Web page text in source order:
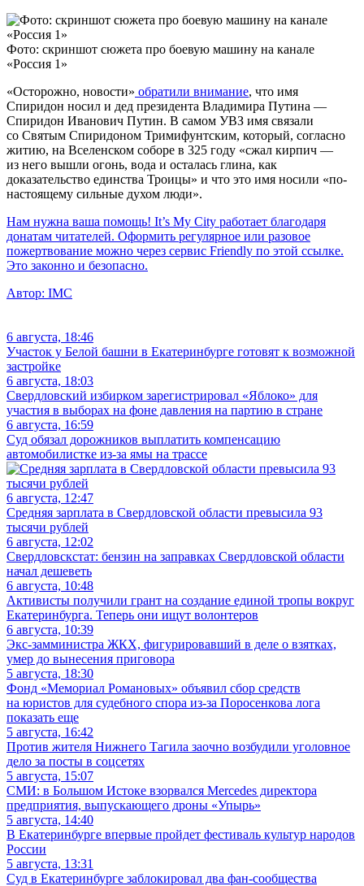
Фото: скриншот сюжета про боевую машину на канале
«Россия 1»
«Осторожно, новости» обратили внимание, что имя
Спиридон носил и дед президента Владимира Путина —
Спиридон Иванович Путин. В самом УВЗ имя связали
со Святым Спиридоном Тримифунтским, который, согласно
житию, на Вселенском соборе в 325 году «сжал кирпич —
из него вышли огонь, вода и осталась глина, как
доказательство единства Троицы» и что это имя носили «по-
настоящему сильные духом люди».
Нам нужна ваша помощь! It’s My City работает благодаря
донатам читателей. Оформить регулярное или разовое
пожертвование можно через сервис Friendly по этой ссылке.
Это законно и безопасно.
Автор: IMC
6 августа, 18:46
Участок у Белой башни в Екатеринбурге готовят к возможной
застройке
6 августа, 18:03
Свердловский избирком зарегистрировал «Яблоко» для
участия в выборах на фоне давления на партию в стране
6 августа, 16:59
Суд обязал дорожников выплатить компенсацию
автомобилистке из-за ямы на трассе
6 августа, 12:47
Средняя зарплата в Свердловской области превысила 93
тысячи рублей
6 августа, 12:02
Свердловскстат: бензин на заправках Свердловской области
начал дешеветь
6 августа, 10:48
Активисты получили грант на создание единой тропы вокруг
Екатеринбурга. Теперь они ищут волонтеров
6 августа, 10:39
Экс-замминистра ЖКХ, фигурировавший в деле о взятках,
умер до вынесения приговора
5 августа, 18:30
Фонд «Мемориал Романовых» объявил сбор средств
на юристов для судебного спора из-за Поросенкова лога
показать еще
5 августа, 16:42
Против жителя Нижнего Тагила заочно возбудили уголовное
дело за посты в соцсетях
5 августа, 15:07
СМИ: в Большом Истоке взорвался Mercedes директора
предприятия, выпускающего дроны «Упырь»
5 августа, 14:40
В Екатеринбурге впервые пройдет фестиваль культур народов
России
5 августа, 13:31
Суд в Екатеринбурге заблокировал два фан-сообщества